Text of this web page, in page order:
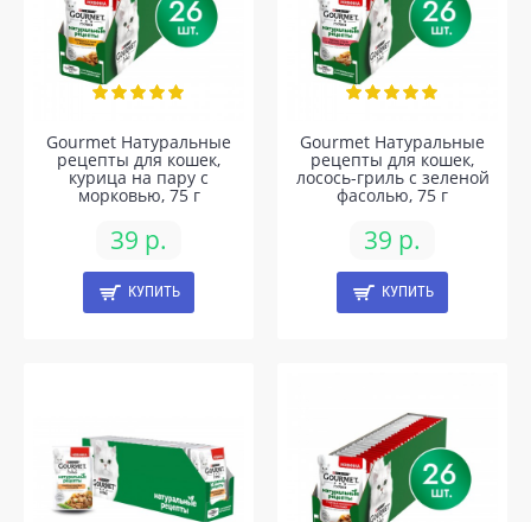
Gourmet Натуральные
рецепты для кошек,
курица на пару с
морковью, 75 г
39 р.
КУПИТЬ
Gourmet Натуральные
рецепты для кошек,
лосось-гриль с зеленой
фасолью, 75 г
39 р.
КУПИТЬ